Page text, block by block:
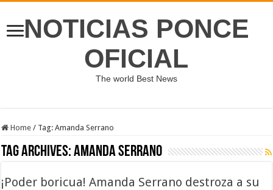
NOTICIAS PONCE
OFICIAL
The world Best News
Home / Tag:Amanda Serrano
Tag Archives:Amanda Serrano
¡Poder boricua! Amanda Serrano destroza a su